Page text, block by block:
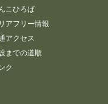
こひろば
アフリー情報
アクセス
までの道順
ク